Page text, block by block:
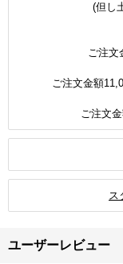
(但し
ご注文
ご注文金額
ご注文
ス
ユーザーレビュー